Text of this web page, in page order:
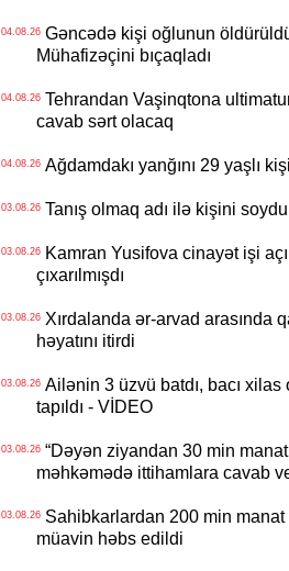
04.08.26Gəncədə kişi oğlunun
Mühafizəçini bıçaqladı
04.08.26Tehrandan Vaşinqtona
cavab sərt olacaq
04.08.26Ağdamdakı yanğını 29 yaşlı
03.08.26Tanış olmaq adı ilə kişini
03.08.26Kamran Yusifova cinayət işi
çıxarılmışdı
03.08.26Xırdalanda ər-arvad arasında
həyatını itirdi
03.08.26Ailənin 3 üzvü batdı, bacı xilas
tapıldı - VİDEO
03.08.26“Dəyən ziyandan 30 min
məhkəmədə ittihamlara cavab
03.08.26Sahibkarlardan 200 min manat
müavin həbs edildi